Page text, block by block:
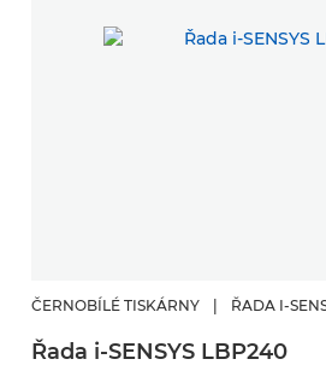
ČERNOBÍLÉ TISKÁRNY ŘADA I-
Řada i-SENSYS LBP240